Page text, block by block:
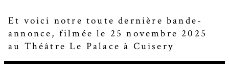
Et voici notre toute dernière bande-
annonce, filmée le 25 novembre 2025
au Théâtre Le Palace à Cuisery